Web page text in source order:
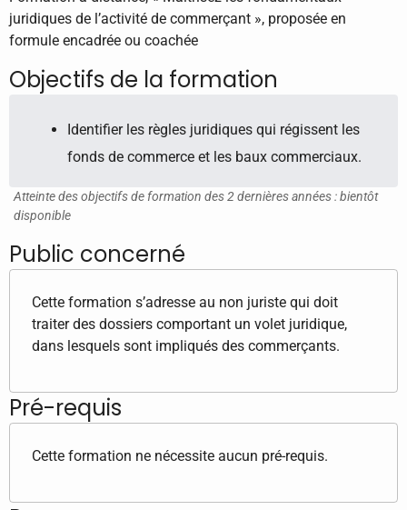
juridiques de l’activité de commerçant », proposée en
formule encadrée ou coachée
Objectifs de la formation
Identifier les règles juridiques qui régissent les
fonds de commerce et les baux commerciaux.
Atteinte des objectifs de formation des 2 dernières années : bientôt
disponible
Public concerné
Cette formation s’adresse au non juriste qui doit
traiter des dossiers comportant un volet juridique,
dans lesquels sont impliqués des commerçants.
Pré-requis
Cette formation ne nécessite aucun pré-requis.